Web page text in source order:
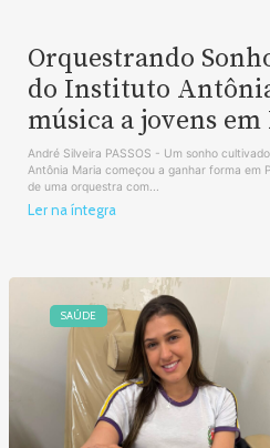
Orquestrando
do Instituto
música a jovens em
André Silveira PASSOS - Um sonho
Antônia Maria começou a ganhar forma em
de uma orquestra com...
Ler na íntegra
SAÚDE